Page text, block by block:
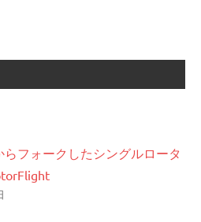
フォークしたシングルロータ